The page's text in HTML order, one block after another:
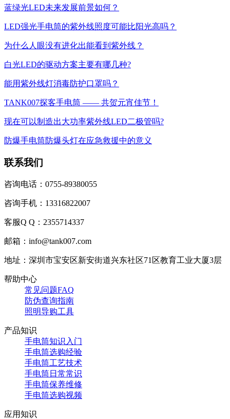
蓝绿光LED未来发展前景如何？
LED强光手电筒的紫外线照度可能比阳光高吗？
为什么人眼没有进化出能看到紫外线？
白光LED的驱动方案主要有哪几种?
能用紫外线灯消毒防护口罩吗？
TANK007探客手电筒 —— 共贺元宵佳节！
现在可以制造出大功率紫外线LED二极管吗?
防爆手电筒防爆头灯在应急救援中的意义
联系我们
咨询电话：0755-89380055
咨询手机：13316822007
客服Q Q：2355714337
邮箱：info@tank007.com
地址：深圳市宝安区新安街道兴东社区71区教育工业大厦3层
帮助中心
常见问题FAQ
防伪查询指南
照明导购工具
产品知识
手电筒知识入门
手电筒选购经验
手电筒工艺技术
手电筒日常常识
手电筒保养维修
手电筒选购视频
应用知识